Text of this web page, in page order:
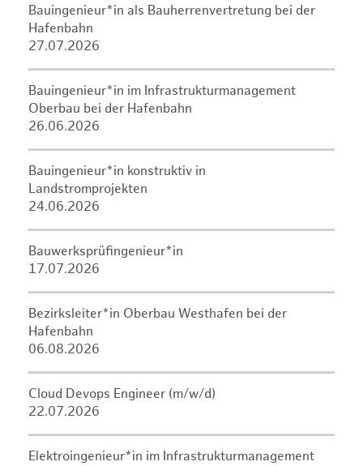
Bauingenieur*in als Bauherrenvertretung bei der
Hafenbahn
27.07.2026
Bauingenieur*in im Infrastrukturmanagement
Oberbau bei der Hafenbahn
26.06.2026
Bauingenieur*in konstruktiv in
Landstromprojekten
24.06.2026
Bauwerksprüfingenieur*in
17.07.2026
Bezirksleiter*in Oberbau Westhafen bei der
Hafenbahn
06.08.2026
Cloud Devops Engineer (m/w/d)
22.07.2026
Elektroingenieur*in im Infrastrukturmanagement